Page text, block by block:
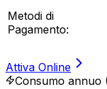
Metodi di
Pagamento:
Attiva Online
Consumo annuo